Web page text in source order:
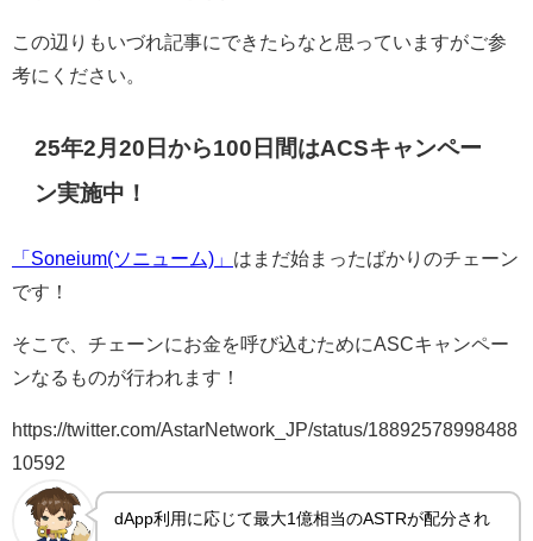
この辺りもいづれ記事にできたらなと思っていますがご参
考にください。
25年2月20日から100日間はACSキャンペー
ン実施中！
「Soneium(ソニューム)」 はまだ始まったばかりのチェーン
です！
そこで、チェーンにお金を呼び込むためにASCキャンペー
ンなるものが行われます！
https://twitter.com/AstarNetwork_JP/status/18892578998488
10592
dApp利用に応じて最大1億相当のASTRが配分され